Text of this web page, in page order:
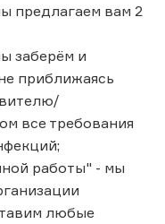
предлагаем вам 2
заберём и
приближаясь
все требования
работы" - мы
любые